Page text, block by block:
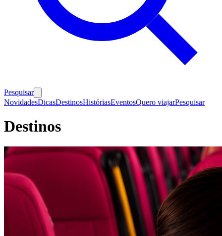
Pesquisar
NovidadesDicasDestinosHistóriasEventosQuero viajarPesquisar
Destinos